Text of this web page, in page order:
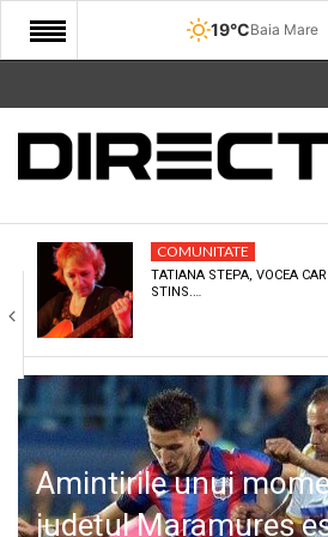
19°CBaia Mare
START
COMUNITATE
CULTURA
ECONOMIE
SANATATE
SPORT
SPECIAL
POLITIC
COMUNITATE
TATIANA STEPA, VOCEA
STINS.…
Amintirile unui
județul Maramureș